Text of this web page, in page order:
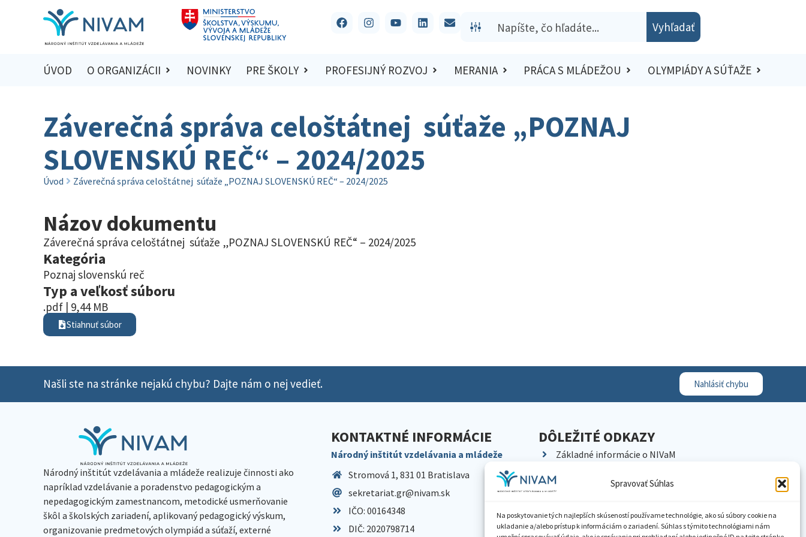
Spravovať Súhlas
Na poskytovanie tých najlepších skúseností používame technológie, ako sú súbory cookie na
ukladanie a/alebo prístup k informáciám o zariadení. Súhlas s týmito technológiami nám
Vyhľadať
ÚVOD O ORGANIZÁCII NOVINKY PRE ŠKOLY PROFESIJNÝ ROZVOJ MERANIA PRÁCA S MLÁDEŽOU OLYMPIÁDY A SÚŤAŽE
Záverečná správa celoštátnej súťaže „POZNAJ
SLOVENSKÚ REČ“ – 2024/2025
Úvod Záverečná správa celoštátnej súťaže „POZNAJ SLOVENSKÚ REČ“ – 2024/2025
Názov dokumentu
Záverečná správa celoštátnej súťaže „POZNAJ SLOVENSKÚ REČ“ – 2024/2025
Kategória
Poznaj slovenskú reč
Typ a veľkosť súboru
.pdf | 9,44 MB
Stiahnuť súbor
Našli ste na stránke nejakú chybu? Dajte nám o nej vedieť. Nahlásiť chybu
Národný inštitút vzdelávania a mládeže realizuje činnosti ako
napríklad vzdelávanie a poradenstvo pedagogickým a
nepedagogickým zamestnancom, metodické usmerňovanie
škôl a školských zariadení, aplikovaný pedagogický výskum,
organizovanie predmetových olympiád a súťaží, externé
KONTAKTNÉ INFORMÁCIE
Národný inštitút vzdelávania a mládeže
Stromová 1, 831 01 Bratislava
sekretariat.gr@nivam.sk
IČO: 00164348
DIČ: 2020798714
DÔLEŽITÉ ODKAZY
Základné informácie o NIVaM
Kariéra
Pracoviská NIVaM